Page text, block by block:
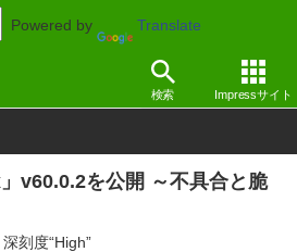
Powered by Translate
検索 Impressサイト
v60.0.2を公開 ～不具合と脆
刻度“High”